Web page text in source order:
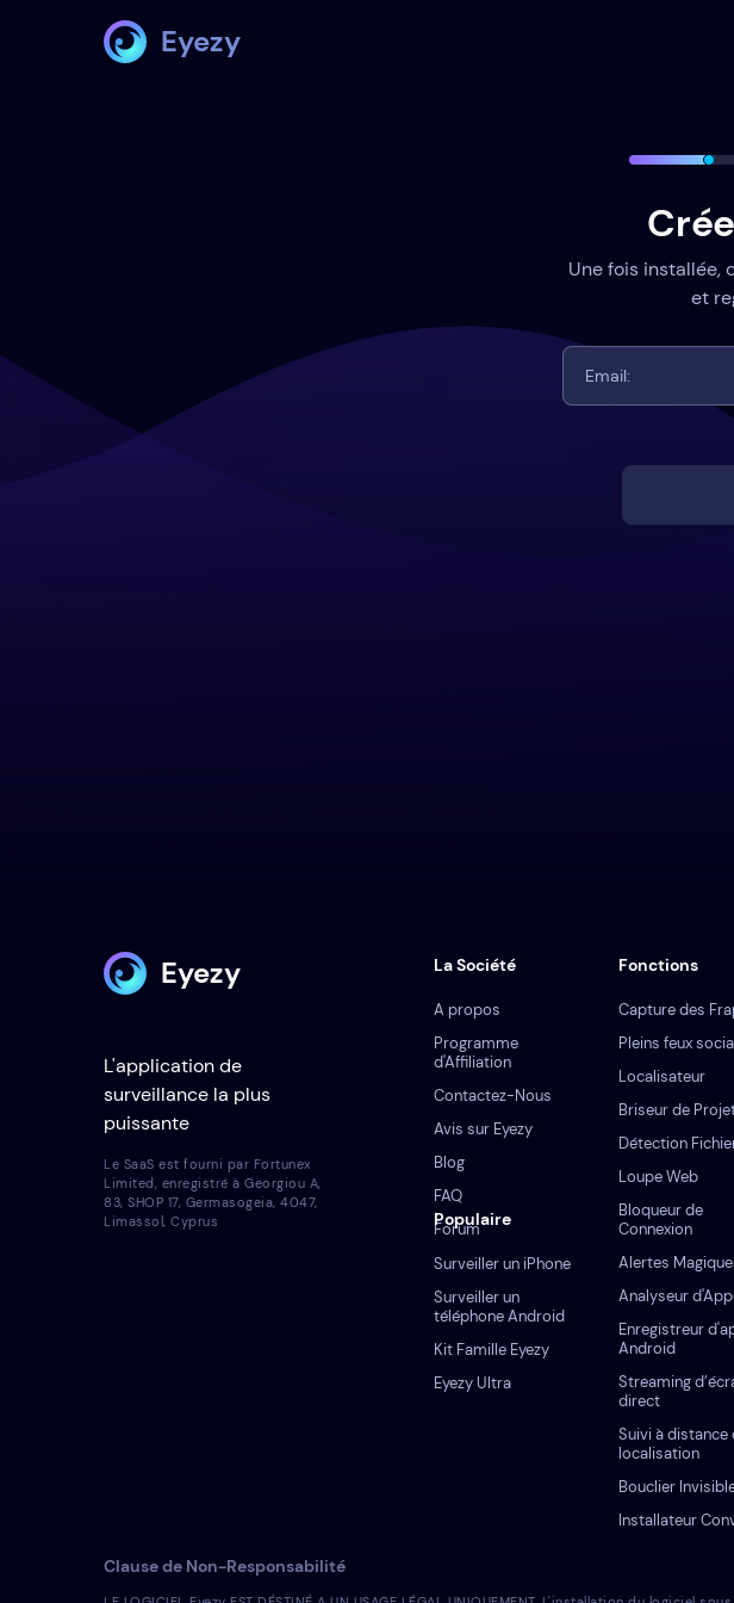
Eyezy
Une fois installée,
et
Eyezy
L'application de
surveillance la plus
puissante
La Société
A propos
Programme
d'Affiliation
Contactez-Nous
Avis sur Eyezy
Blog
FAQ
Forum
Populaire
Surveiller un iPhone
Surveiller un
téléphone Android
Kit Famille Eyezy
Eyezy Ultra
Fonctions
Capture des
Pleins feux
Localisateur
Briseur de
Détection
Loupe Web
Bloqueur de
Connexion
Alertes
Analyseur
Enregistreur
Android
Streaming
direct
Suivi à distance
localisation
Bouclier
Installateur
Le SaaS est fourni par Fortunex
Limited, enregistré à Georgiou A,
83, SHOP 17, Germasogeia, 4047,
Limassol, Cyprus
Clause de Non-Responsabilité